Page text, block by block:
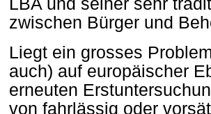
zwischen Bürger und
Liegt ein grosses
auch) auf europäischer
erneuten
von fahrlässig oder